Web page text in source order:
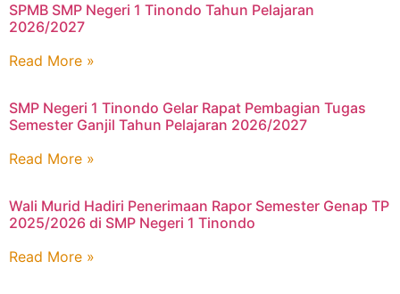
SPMB SMP Negeri 1 Tinondo Tahun Pelajaran
2026/2027
Read More »
SMP Negeri 1 Tinondo Gelar Rapat Pembagian Tugas
Semester Ganjil Tahun Pelajaran 2026/2027
Read More »
Wali Murid Hadiri Penerimaan Rapor Semester Genap TP
2025/2026 di SMP Negeri 1 Tinondo
Read More »